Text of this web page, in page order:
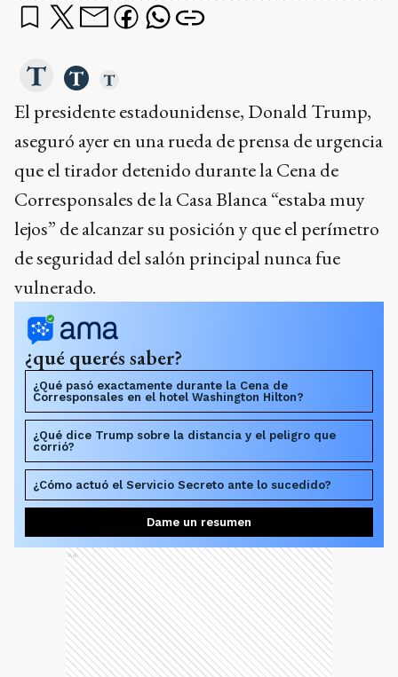
El presidente estadounidense, Donald Trump,
aseguró ayer en una rueda de prensa de urgencia
que el tirador detenido durante la Cena de
Corresponsales de la Casa Blanca “estaba muy
lejos” de alcanzar su posición y que el perímetro
de seguridad del salón principal nunca fue
vulnerado.
¿qué querés saber?
¿Qué pasó exactamente durante la Cena de
Corresponsales en el hotel Washington Hilton?
¿Qué dice Trump sobre la distancia y el peligro que
corrió?
¿Cómo actuó el Servicio Secreto ante lo sucedido?
Dame un resumen
Ads